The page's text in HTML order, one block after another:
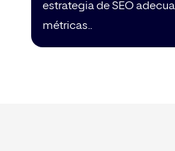
estrategia de SEO
métricas..